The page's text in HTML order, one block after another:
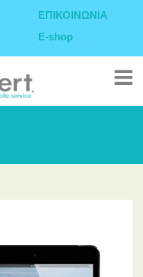
ΕΠΙΚΟΙΝΩΝΙΑ
E-shop